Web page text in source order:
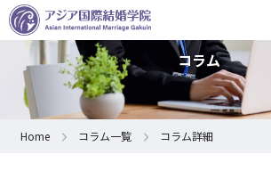
コラム
Home コラム一覧 コラム詳細